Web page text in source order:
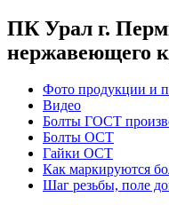
ПК Урал г.
нержавеющего
Фото продукции и
Видео
Болты ГОСТ
Болты ОСТ
Гайки ОСТ
Как маркируются
Шаг резьбы, поле